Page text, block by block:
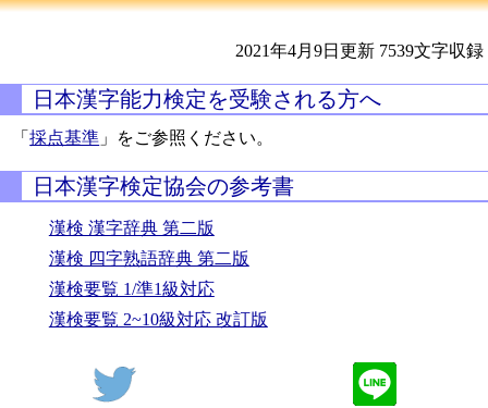
2021年4月9日更新 7539文字収録
日本漢字能力検定を受験される方へ
「採点基準 」をご参照ください。
日本漢字検定協会の参考書
漢検 漢字辞典 第二版
漢検 四字熟語辞典 第二版
漢検要覧 1/準1級対応
漢検要覧 2~10級対応 改訂版